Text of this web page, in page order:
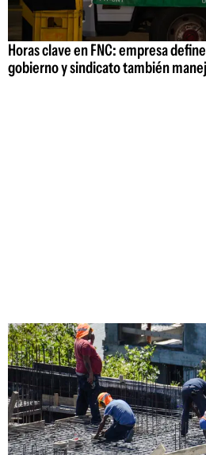
Horas clave en FNC: empresa
gobierno y sindicato también